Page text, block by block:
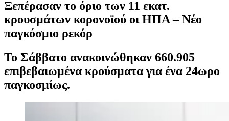
Ξεπέρασαν το όριο των 11 εκατ.
κρουσμάτων κορονοϊού οι ΗΠΑ – Νέο
παγκόσμιο ρεκόρ
Το Σάββατο ανακοινώθηκαν 660.905
επιβεβαιωμένα κρούσματα για ένα 24ωρο
παγκοσμίως.